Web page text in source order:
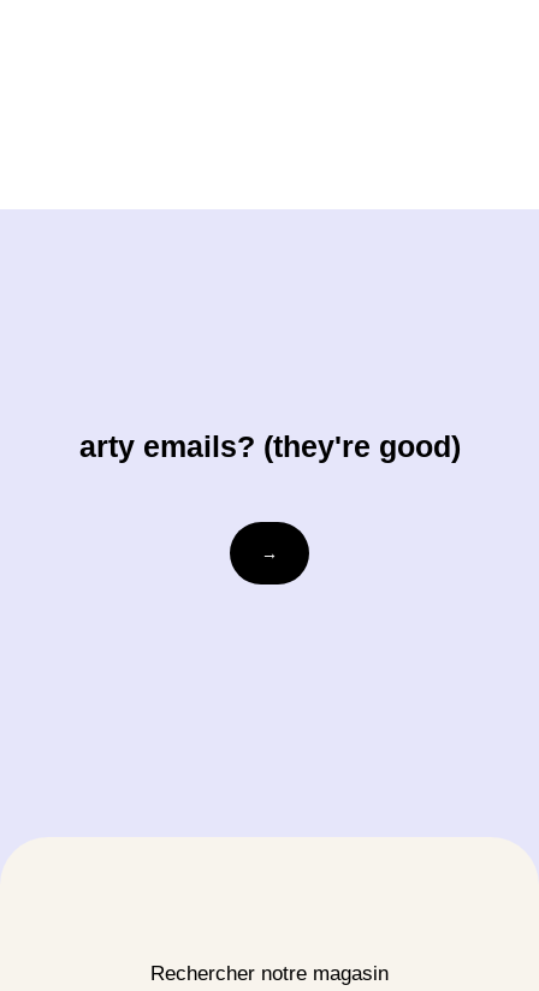
arty emails? (they're good)
votre-
courriel@exemple.com
→
Rechercher notre magasin